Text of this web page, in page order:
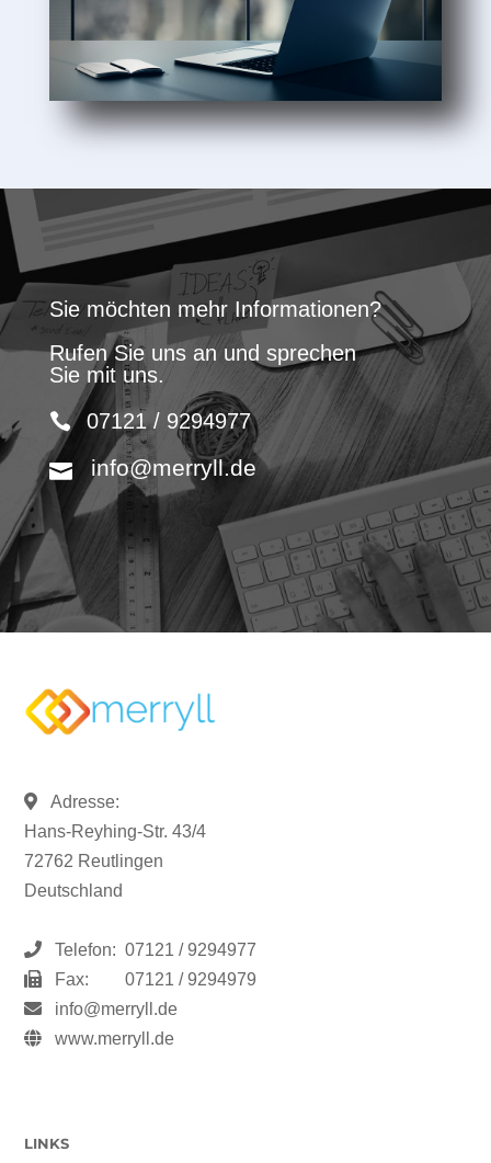
Sie möchten mehr Informationen?
Rufen Sie uns an und sprechen
Sie mit uns.
07121 / 9294977
info@merryll.de
Adresse:
Hans-Reyhing-Str. 43/4
72762 Reutlingen
Deutschland
Telefon: 07121 / 9294977
Fax:
07121 / 9294979
info@merryll.de
www.merryll.de
LINKS